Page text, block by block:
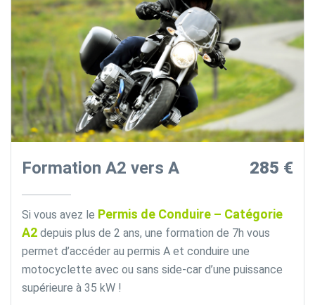
Formation A2 vers A 285 €
Si vous avez le Permis de Conduire – Catégorie
A2 depuis plus de 2 ans, une formation de 7h vous
permet d’accéder au permis A et conduire une
motocyclette avec ou sans side-car d’une puissance
supérieure à 35 kW !